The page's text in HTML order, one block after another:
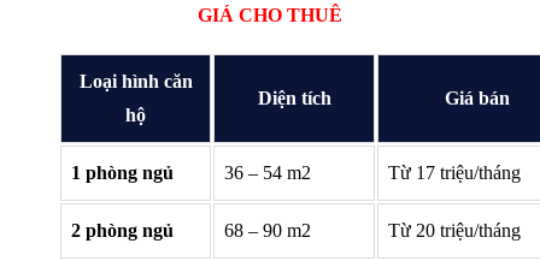
GIÁ CHO THUÊ
Loại hình căn
hộ
Diện tích Giá bán
1 phòng ngủ 36 – 54 m2 Từ 17 triệu/tháng
2 phòng ngủ 68 – 90 m2 Từ 20 triệu/tháng